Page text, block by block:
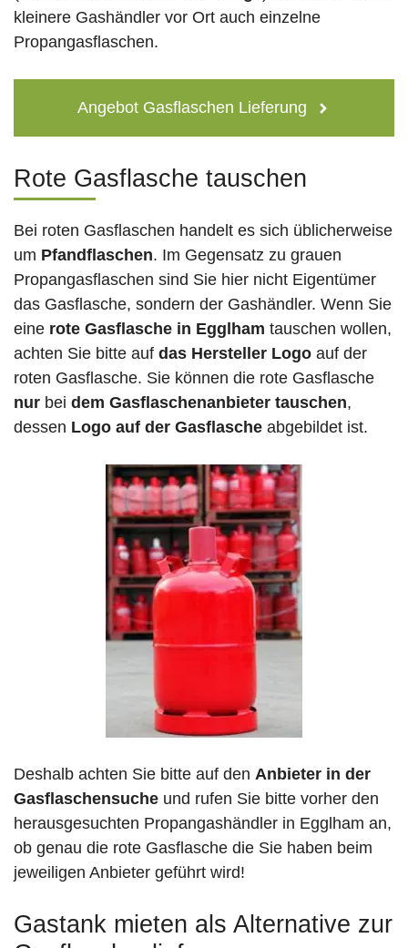
kleinere Gashändler vor Ort auch einzelne
Propangasflaschen.
Angebot Gasflaschen Lieferung
Rote Gasflasche tauschen
Bei roten Gasflaschen handelt es sich üblicherweise
um Pfandflaschen. Im Gegensatz zu grauen
Propangasflaschen sind Sie hier nicht Eigentümer
das Gasflasche, sondern der Gashändler. Wenn Sie
eine rote Gasflasche in Egglham tauschen wollen,
achten Sie bitte auf das Hersteller Logo auf der
roten Gasflasche. Sie können die rote Gasflasche
nur bei dem Gasflaschenanbieter tauschen,
dessen Logo auf der Gasflasche abgebildet ist.
Deshalb achten Sie bitte auf den Anbieter in der
Gasflaschensuche und rufen Sie bitte vorher den
herausgesuchten Propangashändler in Egglham an,
ob genau die rote Gasflasche die Sie haben beim
jeweiligen Anbieter geführt wird!
Gastank mieten als Alternative zur